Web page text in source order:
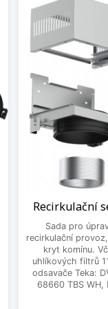
Recirkulační
Sada pro
recirkulační
kryt komínu.
uhlíkových filtrů
odsavače Teka:
68660 TBS WH,